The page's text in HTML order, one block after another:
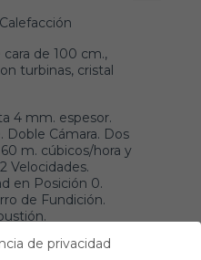
de 100 cm.,
turbinas, cristal
4 mm. espesor.
Doble Cámara. Dos
m. cúbicos/hora y
Velocidades.
en Posición 0.
de Fundición.
en salones
de privacidad